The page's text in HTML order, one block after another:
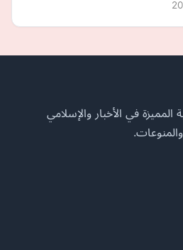
المميزة في الأخبار والإسلامي